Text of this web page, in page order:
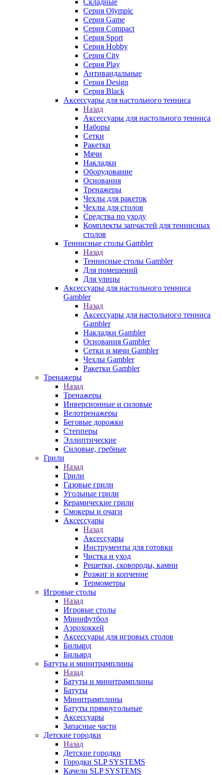
Складные
Серия Olympic
Серия Game
Серия Compact
Серия Sport
Серия Hobby
Серия City
Серия Play
Антивандальные
Серия Design
Серия Black
Аксессуары для настольного тенниса
Назад
Аксессуары для настольного тенниса
Наборы
Сетки
Ракетки
Мячи
Накладки
Оборудование
Основания
Тренажеры
Чехлы для ракеток
Чехлы для столов
Средства по уходу
Комплекты запчастей для теннисных
столов
Теннисные столы Gambler
Назад
Теннисные столы Gambler
Для помещений
Для улицы
Аксессуары для настольного тенниса
Gambler
Назад
Аксессуары для настольного тенниса
Gambler
Накладки Gambler
Основания Gambler
Сетки и мячи Gambler
Чехлы Gambler
Ракетки Gambler
Тренажеры
Назад
Тренажеры
Инверсионные и силовые
Велотренажеры
Беговые дорожки
Степперы
Эллиптические
Силовые, гребные
Грили
Назад
Грили
Газовые грили
Угольные грили
Керамические грили
Смокеры и очаги
Аксессуары
Назад
Аксессуары
Инструменты для готовки
Чистка и уход
Решетки, сковороды, камни
Розжиг и копчение
Термометры
Игровые столы
Назад
Игровые столы
Минифутбол
Аэрохоккей
Аксессуары для игровых столов
Бильяpд
Бильяpд
Батуты и минитрамплины
Назад
Батуты и минитрамплины
Батуты
Минитрамплины
Батуты прямоугольные
Аксессуары
Запасные части
Детские городки
Назад
Детские городки
Городки SLP SYSTEMS
Качели SLP SYSTEMS